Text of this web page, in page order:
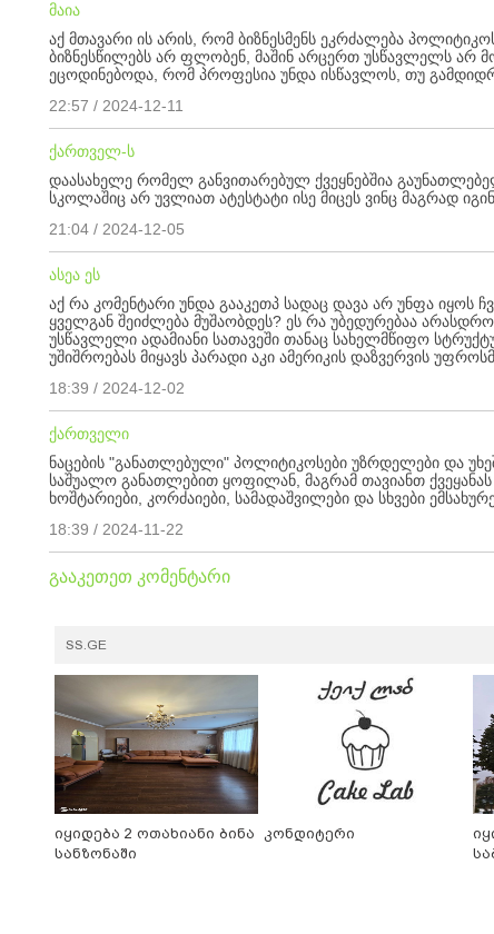
მაია
აქ მთავარი ის არის, რომ ბიზნესმენს ეკრძალება
ბიზნესწილებს არ ფლობენ, მაშინ არცერთ უსწავლელს არ
ეცოდინებოდა, რომ პროფესია უნდა ისწავლოს, თუ
22:57 / 2024-12-11
ქართველ-ს
დაასახელე რომელ განვითარებულ ქვეყნებშია
სკოლაშიც არ უვლიათ ატესტატი ისე მიცეს ვინც მაგრად
21:04 / 2024-12-05
ასეა ეს
აქ რა კომენტარი უნდა გააკეთპ სადაც დავა არ უნფა იყოს
ყველგან შეიძლება მუშაობდეს? ეს რა უბედურებაა
უსწავლელი ადამიანი სათავეში თანაც სახელმწიფო
უშიშროებას მიყავს პარადი აკი ამერიკის დაზვერვის
18:39 / 2024-12-02
ქართველი
ნაცების "განათლებული" პოლიტიკოსები უზრდელები და
საშუალო განათლებით ყოფილან, მაგრამ თავიანთ ქვეყანას
ხოშტარიები, კორძაიები, სამადაშვილები და სხვები
18:39 / 2024-11-22
გააკეთეთ კომენტარი
SS.GE
იყიდება 2 ოთახიანი ბინა
სანზონაში
კონდიტერი